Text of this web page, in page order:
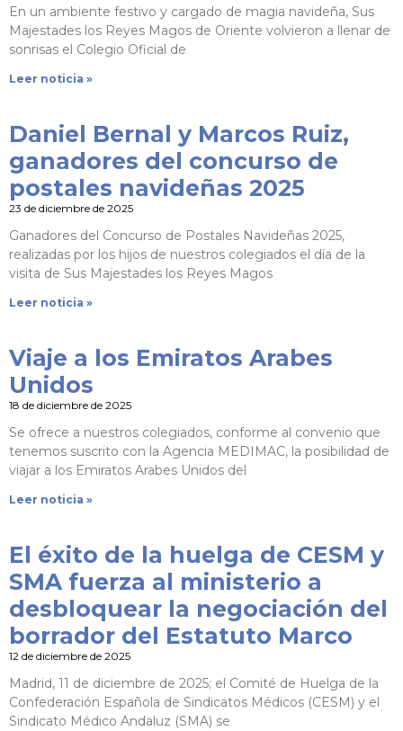
En un ambiente festivo y cargado de magia navideña, Sus
Majestades los Reyes Magos de Oriente volvieron a llenar de
sonrisas el Colegio Oficial de
Leer noticia »
Daniel Bernal y Marcos Ruiz,
ganadores del concurso de
postales navideñas 2025
23 de diciembre de 2025
Ganadores del Concurso de Postales Navideñas 2025,
realizadas por los hijos de nuestros colegiados el día de la
visita de Sus Majestades los Reyes Magos
Leer noticia »
Viaje a los Emiratos Arabes
Unidos
18 de diciembre de 2025
Se ofrece a nuestros colegiados, conforme al convenio que
tenemos suscrito con la Agencia MEDIMAC, la posibilidad de
viajar a los Emiratos Arabes Unidos del
Leer noticia »
El éxito de la huelga de CESM y
SMA fuerza al ministerio a
desbloquear la negociación del
borrador del Estatuto Marco
12 de diciembre de 2025
Madrid, 11 de diciembre de 2025; el Comité de Huelga de la
Confederación Española de Sindicatos Médicos (CESM) y el
Sindicato Médico Andaluz (SMA) se